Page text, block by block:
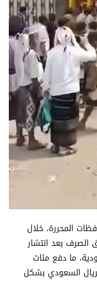
المحررة، خلال
الصرف بعد انتشار
ما دفع مئات
السعودي بشكل